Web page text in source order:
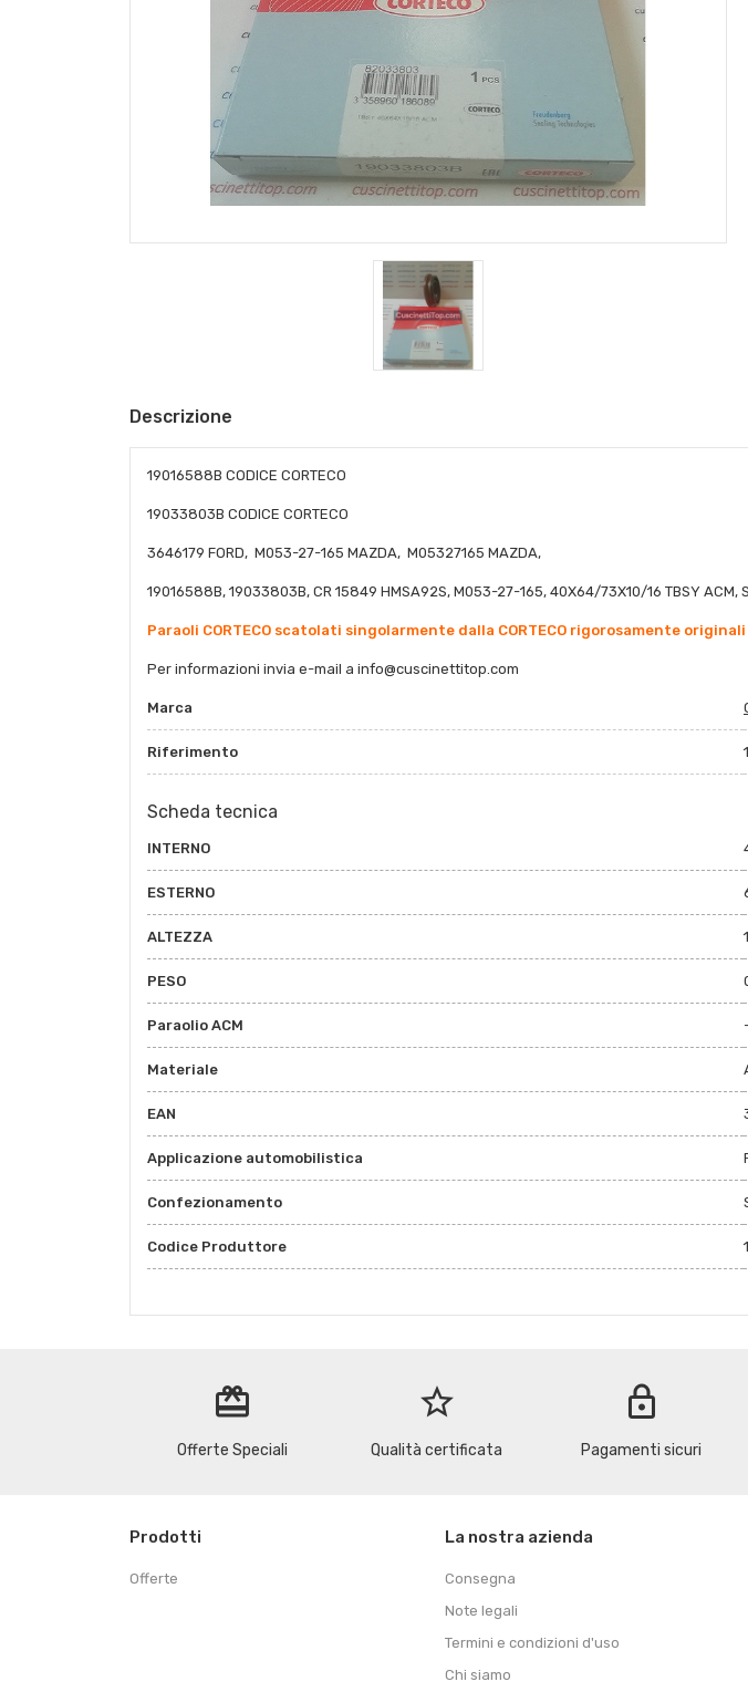
Descrizione
19016588B CODICE CORTECO
19033803B CODICE CORTECO
3646179 FORD, M053-27-165 MAZDA, M05327165 MAZDA,
19016588B, 19033803B, CR 15849 HMSA92S, M053-27-165, 40X64/73X10/16 TBSY ACM,
Paraoli CORTECO scatolati singolarmente dalla CORTECO rigorosamente
Per informazioni invia e-mail a info@cuscinettitop.com
Marca
Riferimento
Scheda tecnica
INTERNO
ESTERNO
ALTEZZA
PESO
Paraolio ACM
Materiale
EAN
Applicazione automobilistica
Confezionamento
Codice Produttore
redeem
Offerte Speciali
star_border
Qualità certificata
lock
Pagamenti sicuri
Prodotti
Offerte
La nostra azienda
Consegna
Note legali
Termini e condizioni d'uso
Chi siamo